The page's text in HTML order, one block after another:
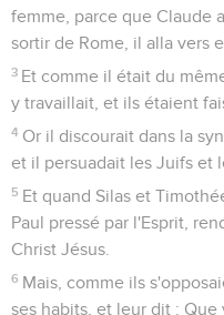
femme, parce que Claude
sortir de Rome, il alla vers
3 Et comme il était du
y travaillait, et ils étaient
4 Or il discourait dans la
et il persuadait les Juifs et
5 Et quand Silas et
Paul pressé par l'Esprit,
Christ Jésus.
6 Mais, comme ils
ses habits, et leur dit :